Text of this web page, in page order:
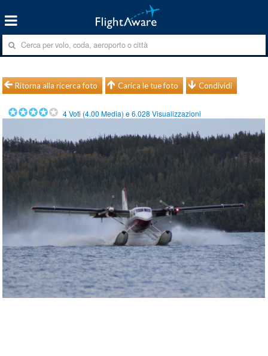
Ritorna alla ricerca foto Carica le tue foto Condividi
4Voti (4.00 Media) e6.028 Visualizzazioni